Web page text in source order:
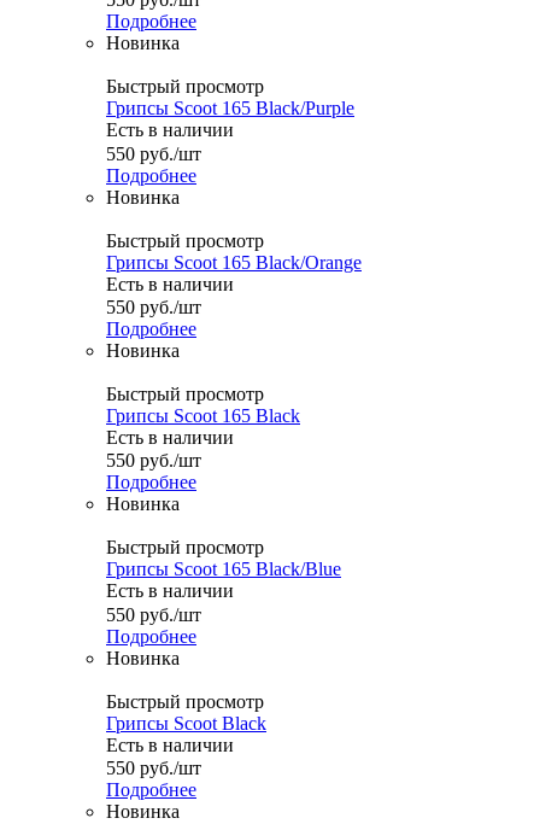
Подробнее
Новинка
Быстрый просмотр
Грипсы Scoot 165 Black/Purple
Есть в наличии
550 руб./шт
Подробнее
Новинка
Быстрый просмотр
Грипсы Scoot 165 Black/Orange
Есть в наличии
550 руб./шт
Подробнее
Новинка
Быстрый просмотр
Грипсы Scoot 165 Black
Есть в наличии
550 руб./шт
Подробнее
Новинка
Быстрый просмотр
Грипсы Scoot 165 Black/Blue
Есть в наличии
550 руб./шт
Подробнее
Новинка
Быстрый просмотр
Грипсы Scoot Black
Есть в наличии
550 руб./шт
Подробнее
Новинка